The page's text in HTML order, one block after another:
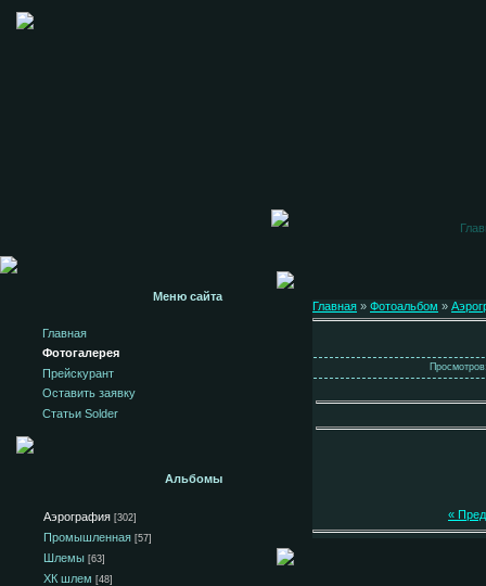
Меню сайта
Главная
Фотогалерея
Прейскурант
Оставить заявку
Статьи Solder
Альбомы
Аэрография [302]
Промышленная [57]
Шлемы [63]
ХК шлем [48]
Главная » Фотоальбом »
«